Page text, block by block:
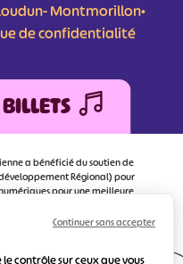
Montmorillon•
de confidentialité
a bénéficié du soutien de
développement Régional) pour
pour une meilleure
le contrôle sur ceux que vous
Continuer sans accepter